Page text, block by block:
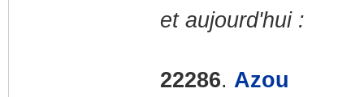
et aujourd'hui :
22286. Azou